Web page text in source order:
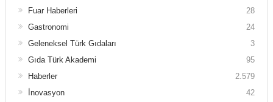
Fuar Haberleri
28
Gastronomi
24
Geleneksel Türk Gıdaları
3
Gıda Türk Akademi
95
Haberler
2.579
İnovasyon
42